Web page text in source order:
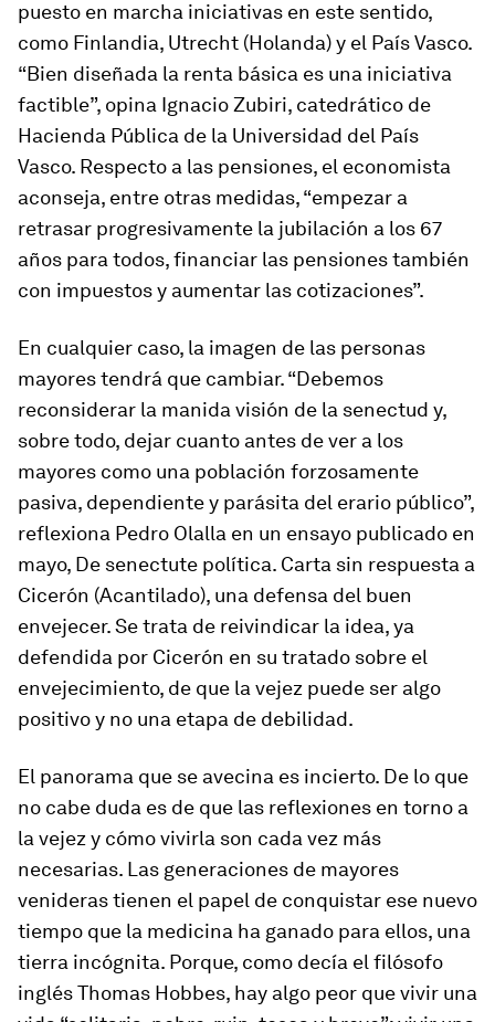
puesto en marcha iniciativas en este sentido,
como Finlandia, Utrecht (Holanda) y el País Vasco.
“Bien diseñada la renta básica es una iniciativa
factible”, opina Ignacio Zubiri, catedrático de
Hacienda Pública de la Universidad del País
Vasco. Respecto a las pensiones, el economista
aconseja, entre otras medidas, “empezar a
retrasar progresivamente la jubilación a los 67
años para todos, financiar las pensiones también
con impuestos y aumentar las cotizaciones”.
En cualquier caso, la imagen de las personas
mayores tendrá que cambiar. “Debemos
reconsiderar la manida visión de la senectud y,
sobre todo, dejar cuanto antes de ver a los
mayores como una población forzosamente
pasiva, dependiente y parásita del erario público”,
reflexiona Pedro Olalla en un ensayo publicado en
mayo, De senectute política. Carta sin respuesta a
Cicerón (Acantilado), una defensa del buen
envejecer. Se trata de reivindicar la idea, ya
defendida por Cicerón en su tratado sobre el
envejecimiento, de que la vejez puede ser algo
positivo y no una etapa de debilidad.
El panorama que se avecina es incierto. De lo que
no cabe duda es de que las reflexiones en torno a
la vejez y cómo vivirla son cada vez más
necesarias. Las generaciones de mayores
venideras tienen el papel de conquistar ese nuevo
tiempo que la medicina ha ganado para ellos, una
tierra incógnita. Porque, como decía el filósofo
inglés Thomas Hobbes, hay algo peor que vivir una